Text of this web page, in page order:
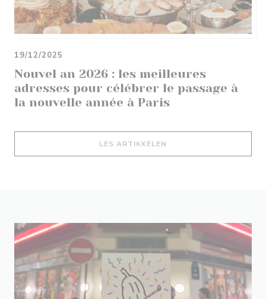
Nouvel an 2026 : les meilleures
adresses pour célébrer le passage à
la nouvelle année à Paris
19/12/2025
LES ARTIKKELEN